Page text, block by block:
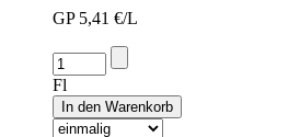
GP 5,41 €/L
Fl